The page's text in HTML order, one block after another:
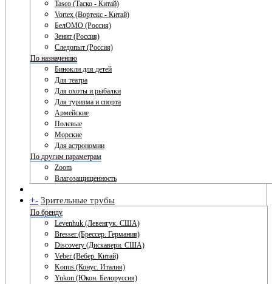
Tasco (Таско - Китай)
Vortex (Вортекс - Китай)
БелОМО (Россия)
Зенит (Россия)
Следопыт (Россия)
По назначению
Бинокли для детей
Для театра
Для охоты и рыбалки
Для туризма и спорта
Армейские
Полевые
Морские
Для астрономии
По другим параметрам
Zoom
Влагозащищенность
+- Зрительные трубы
По бренду
Levenhuk (Левенгук. США)
Bresser (Брессер. Германия)
Discovery (Дискавери. США)
Veber (Вебер. Китай)
Konus (Конус. Италия)
Yukon (Юкон. Белоруссия)